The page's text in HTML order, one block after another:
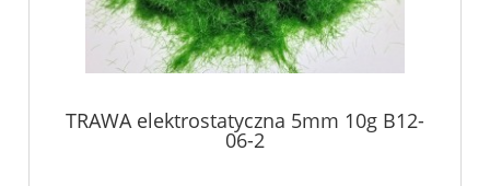
TRAWA elektrostatyczna 5mm 10g B12-
06-2